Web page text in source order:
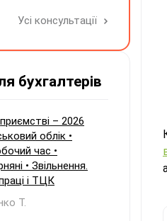
працівника та
Усі консультації
бухгалтерів
– 2026
облік •
час •
• Звільнення.
і ТЦК
Т.